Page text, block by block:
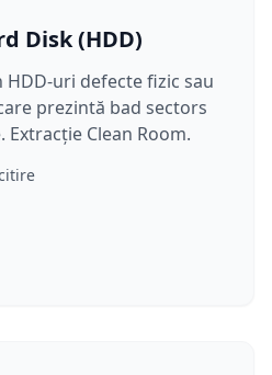
Disk (HDD)
HDD-uri defecte fizic sau
prezintă bad sectors
Extracție Clean Room.